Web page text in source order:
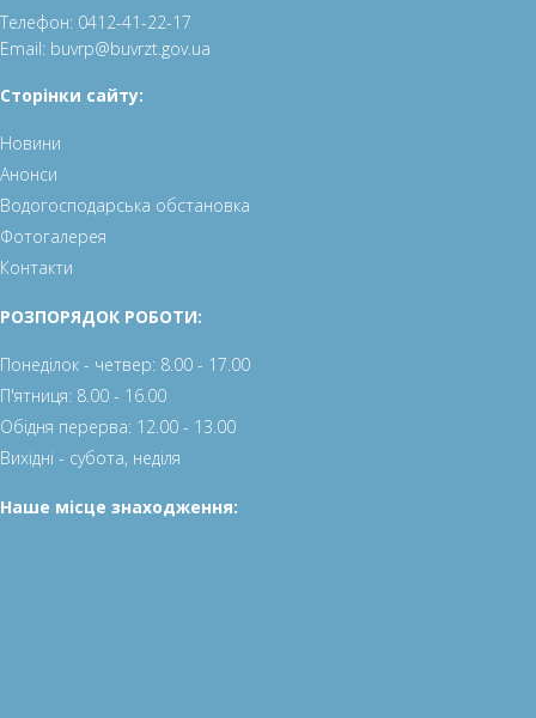
Телефон: 0412-41-22-17
Email: buvrp@buvrzt.gov.ua
Сторінки сайту:
Новини
Анонси
Водогосподарська обстановка
Фотогалерея
Контакти
РОЗПОРЯДОК РОБОТИ:
Понеділок - четвер: 8.00 - 17.00
П'ятниця: 8.00 - 16.00
Обідня перерва: 12.00 - 13.00
Вихідні - субота, неділя
Наше місце знаходження: